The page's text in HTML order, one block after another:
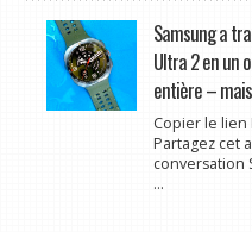
Samsung a
Ultra 2 en un
entière –
Copier le lien
Partagez cet
conversation
...